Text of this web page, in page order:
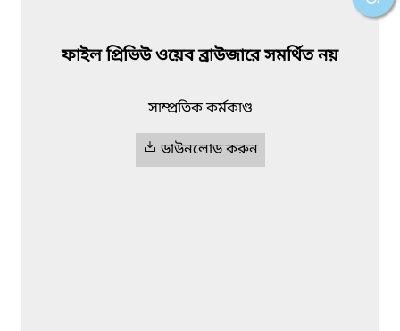
ফাইল প্রিভিউ ওয়েব ব্রাউজারে সমর্থিত নয়
সাম্প্রতিক কর্মকাণ্ড
ডাউনলোড করুন